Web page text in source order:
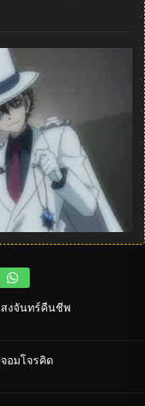
สงจันทร์คืนชีพ
อมโจรคิด